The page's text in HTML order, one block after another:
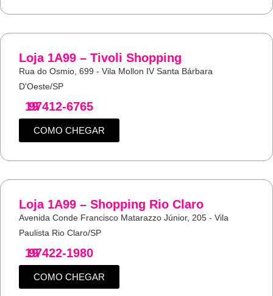
Loja 1A99 – Tivoli Shopping
Rua do Osmio, 699 - Vila Mollon IV Santa Bárbara
D'Oeste/SP
19
97412-6765
COMO CHEGAR
Loja 1A99 – Shopping Rio Claro
Avenida Conde Francisco Matarazzo Júnior, 205 - Vila
Paulista Rio Claro/SP
19
97422-1980
COMO CHEGAR